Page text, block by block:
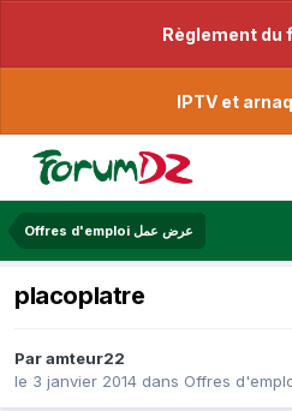
Règlement du
IPTV et
Offres d'emploi عرض عمل
placoplatre
Paramteur22
le 3 janvier 2014 dans